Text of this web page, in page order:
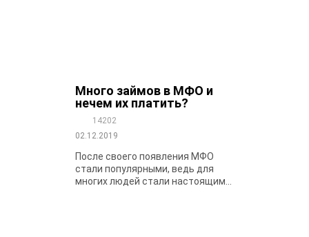
Много займов в МФО и
нечем их платить?
14202
02.12.2019
После своего появления МФО
стали популярными, ведь для
многих людей стали настоящим...